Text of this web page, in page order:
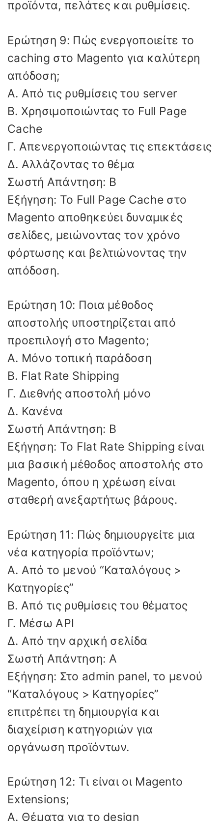
προϊόντα, πελάτες και ρυθμίσεις.
Ερώτηση 9: Πώς ενεργοποιείτε το
caching στο Magento για καλύτερη
απόδοση;
Α. Από τις ρυθμίσεις του server
Β. Χρησιμοποιώντας το Full Page
Cache
Γ. Απενεργοποιώντας τις επεκτάσεις
Δ. Αλλάζοντας το θέμα
Σωστή Απάντηση: Β
Εξήγηση: Το Full Page Cache στο
Magento αποθηκεύει δυναμικές
σελίδες, μειώνοντας τον χρόνο
φόρτωσης και βελτιώνοντας την
απόδοση.
Ερώτηση 10: Ποια μέθοδος
αποστολής υποστηρίζεται από
προεπιλογή στο Magento;
Α. Μόνο τοπική παράδοση
Β. Flat Rate Shipping
Γ. Διεθνής αποστολή μόνο
Δ. Κανένα
Σωστή Απάντηση: Β
Εξήγηση: Το Flat Rate Shipping είναι
μια βασική μέθοδος αποστολής στο
Magento, όπου η χρέωση είναι
σταθερή ανεξαρτήτως βάρους.
Ερώτηση 11: Πώς δημιουργείτε μια
νέα κατηγορία προϊόντων;
Α. Από το μενού “Καταλόγους >
Κατηγορίες”
Β. Από τις ρυθμίσεις του θέματος
Γ. Μέσω API
Δ. Από την αρχική σελίδα
Σωστή Απάντηση: Α
Εξήγηση: Στο admin panel, το μενού
“Καταλόγους > Κατηγορίες”
επιτρέπει τη δημιουργία και
διαχείριση κατηγοριών για
οργάνωση προϊόντων.
Ερώτηση 12: Τι είναι οι Magento
Extensions;
Α. Θέματα για το design